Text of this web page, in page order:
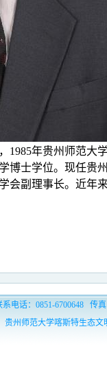
1985年贵州师范
博士学位。现任
会副理事长。近年
系电话：0851-6700648 传
贵州师范大学喀斯特生态文